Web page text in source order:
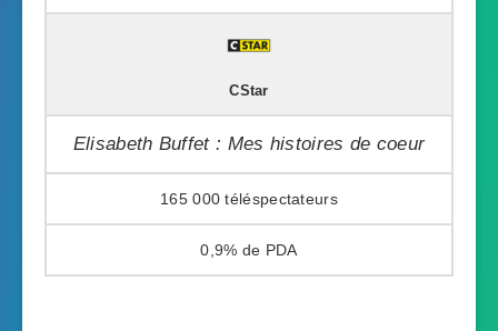
CStar
Elisabeth Buffet : Mes histoires de coeur
165 000
0,9%